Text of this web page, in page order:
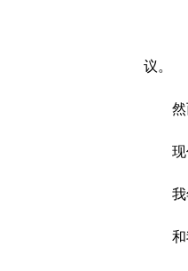
议。
然而
现任
我年
和我